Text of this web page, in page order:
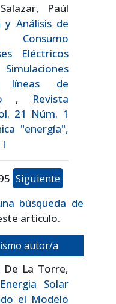
Paúl
y Análisis de
Consumo
Eléctricos
líneas de
, Revista
21 Núm. 1
"energía",
Siguiente
búsqueda de
artículo.
autor/a
De La Torre,
Solar
el Modelo